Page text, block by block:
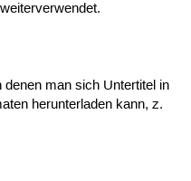
man sich Untertitel in
herunterladen kann, z.